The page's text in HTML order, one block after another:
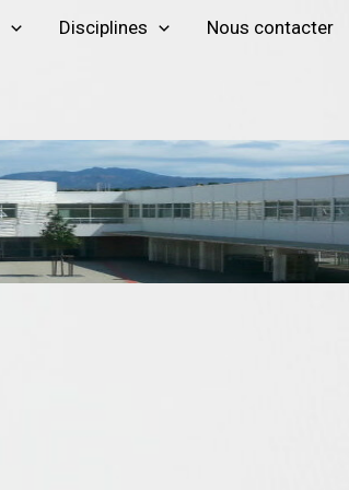
Disciplines Nous contacter